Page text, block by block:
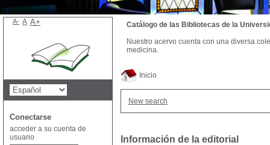
Inicio
New search
Información de la editorial
Catálogo de las Bibliotecas de la
Nuestro acervo cuenta con una diversa
medicina.
A- A A+
Conectarse
acceder a su cuenta de
usuario